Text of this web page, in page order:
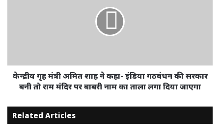
केन्द्रीय गृह मंत्री अमित शाह ने कहा- इंडिया गठबंधन की सरकार
बनी तो राम मंदिर पर बाबरी नाम का ताला लगा दिया जाएगा
Related Articles